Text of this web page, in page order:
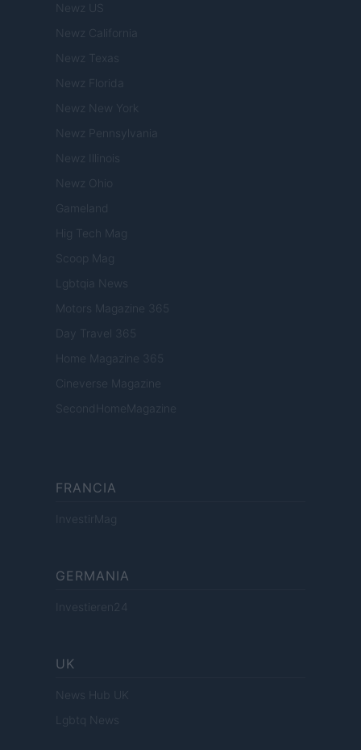
Newz US
Newz California
Newz Texas
Newz Florida
Newz New York
Newz Pennsylvania
Newz Illinois
Newz Ohio
Gameland
Hig Tech Mag
Scoop Mag
Lgbtqia News
Motors Magazine 365
Day Travel 365
Home Magazine 365
Cineverse Magazine
SecondHomeMagazine
FRANCIA
InvestirMag
GERMANIA
Investieren24
UK
News Hub UK
Lgbtq News